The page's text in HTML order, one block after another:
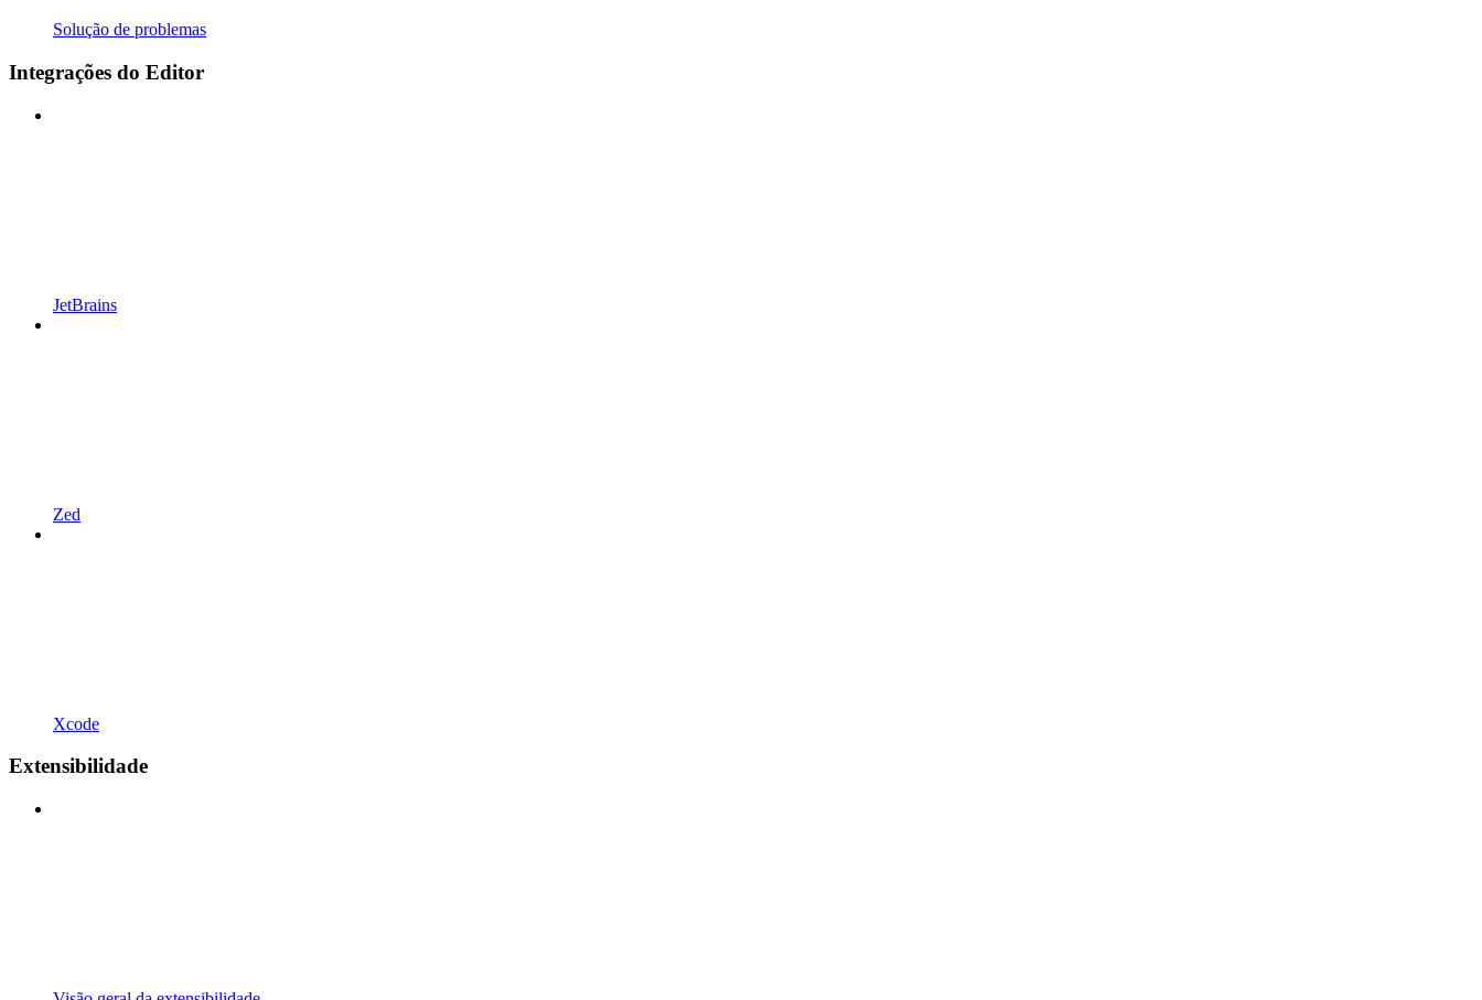
Solução de problemas
Integrações do Editor
JetBrains
Zed
Xcode
Extensibilidade